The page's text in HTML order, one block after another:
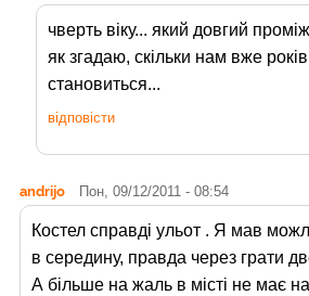
чверть віку... який довгий
як згадаю, скільки нам вже
становиться...
відповісти
andrijo Пон, 09/12/2011 - 08:54
Костел справді ульот . Я мав
в середину, правда через грати
А більше на жаль в місті не має